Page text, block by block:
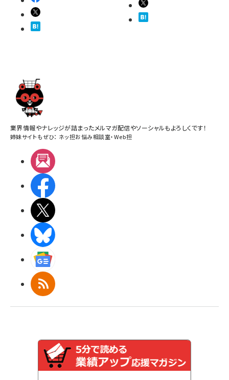
業界情報やナレッジが詰まったメルマガ配信やソーシャルもよろしくです！
姉妹サイトもぜひ： ネッ担お悩み相談室・Web担
RSS